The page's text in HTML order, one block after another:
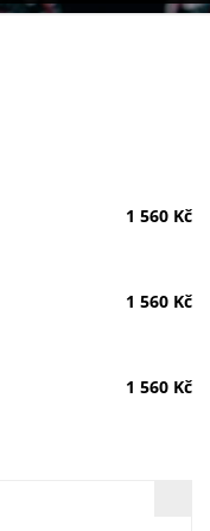
1 560 Kč
1 560 Kč
1 560 Kč